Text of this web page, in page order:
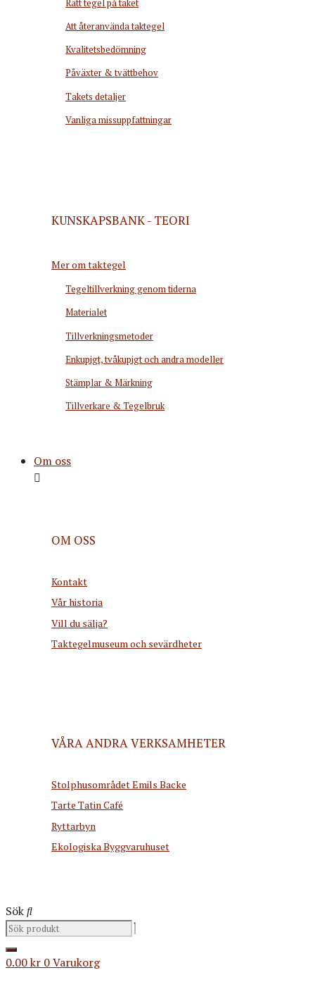
Att återanvända taktegel
Kvalitetsbedömning
Påväxter & tvättbehov
Takets detaljer
Vanliga missuppfattningar
KUNSKAPSBANK - TEORI
Mer om taktegel
Tegeltillverkning genom tiderna
Materialet
Tillverkningsmetoder
Enkupigt, tvåkupigt och andra modeller
Stämplar & Märkning
Tillverkare & Tegelbruk
Om oss
OM OSS
Kontakt
Vår historia
Vill du sälja?
Taktegelmuseum och sevärdheter
VÅRA ANDRA VERKSAMHETER
Stolphusområdet Emils Backe
Tarte Tatin Café
Ryttarbyn
Ekologiska Byggvaruhuset
Sök
0.00kr 0Varukorg